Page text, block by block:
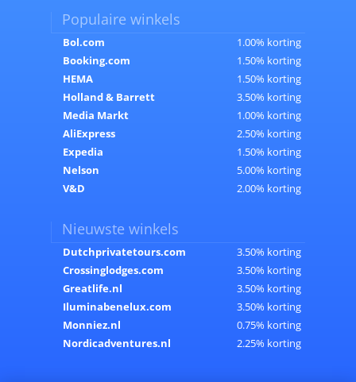
Populaire winkels
Bol.com
1.00% korting
Booking.com
1.50% korting
HEMA
1.50% korting
Holland & Barrett
3.50% korting
Media Markt
1.00% korting
AliExpress
2.50% korting
Expedia
1.50% korting
Nelson
5.00% korting
V&D
2.00% korting
Nieuwste winkels
Dutchprivatetours.com
3.50% korting
Crossinglodges.com
3.50% korting
Greatlife.nl
3.50% korting
Iluminabenelux.com
3.50% korting
Monniez.nl
0.75% korting
Nordicadventures.nl
2.25% korting